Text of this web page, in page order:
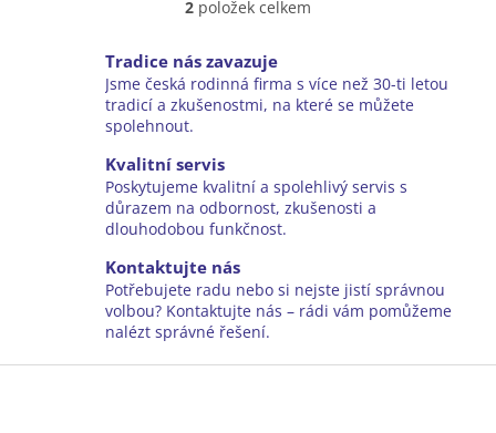
O
l
á
d
p
r
v
v
ý
p
s
2 položek celkem
Tradice nás zavazuje
Jsme česká rodinná firma s více než 30-ti letou
tradicí a zkušenostmi, na které se můžete
spolehnout.
Kvalitní servis
Poskytujeme kvalitní a spolehlivý servis s
důrazem na odbornost, zkušenosti a
dlouhodobou funkčnost.
Kontaktujte nás
Potřebujete radu nebo si nejste jistí správnou
volbou? Kontaktujte nás – rádi vám pomůžeme
nalézt správné řešení.
Z